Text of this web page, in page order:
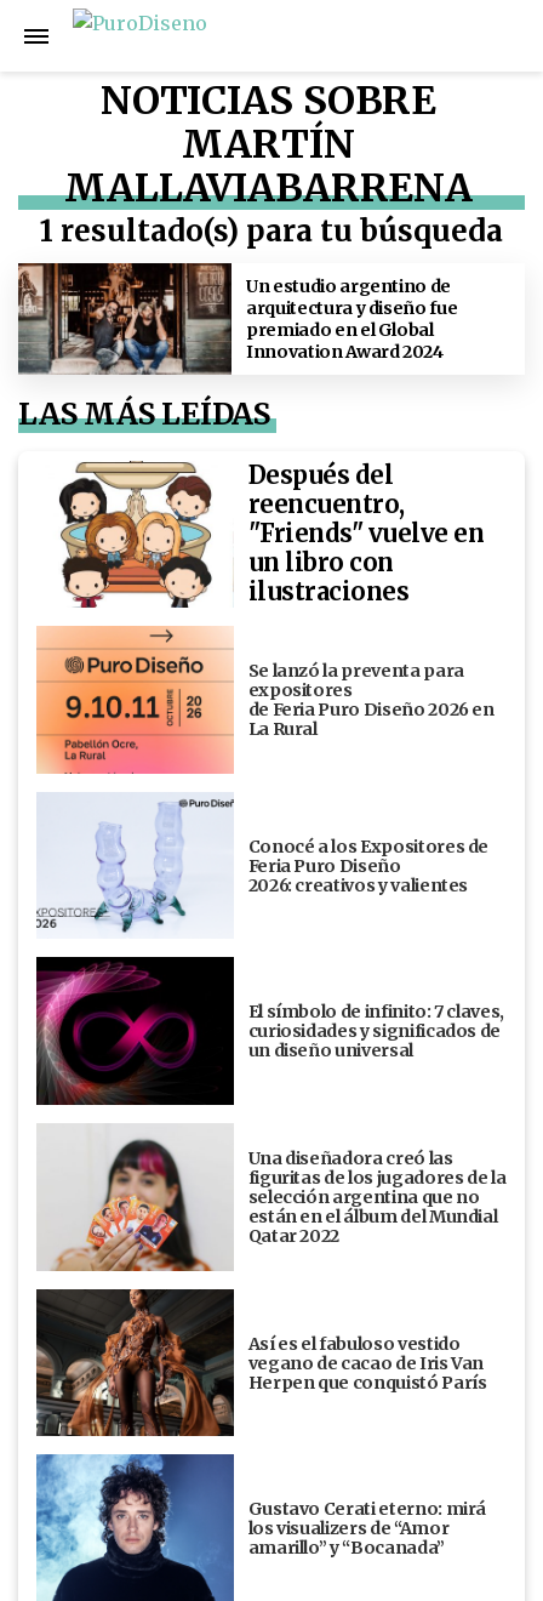
NOTICIAS SOBRE
MARTÍN
MALLAVIABARRENA
1 resultado(s) para tu búsqueda
Un estudio argentino de
arquitectura y diseño fue
premiado en el Global
Innovation Award 2024
LAS MÁS LEÍDAS
Después del
reencuentro,
"Friends" vuelve en
un libro con
ilustraciones
Se lanzó la preventa para
expositores
de Feria Puro Diseño 2026 en
La Rural
Conocé a los Expositores de
Feria Puro Diseño
2026: creativos y valientes
El símbolo de infinito: 7 claves,
curiosidades y significados de
un diseño universal
Una diseñadora creó las
figuritas de los jugadores de la
selección argentina que no
están en el álbum del Mundial
Qatar 2022
Así es el fabuloso vestido
vegano de cacao de Iris Van
Herpen que conquistó París
Gustavo Cerati eterno: mirá
los visualizers de “Amor
amarillo” y “Bocanada”